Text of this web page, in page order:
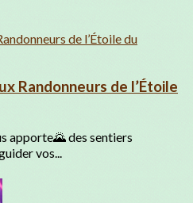
Randonneurs de l’Étoile
apporte🌄 des sentiers
vos...